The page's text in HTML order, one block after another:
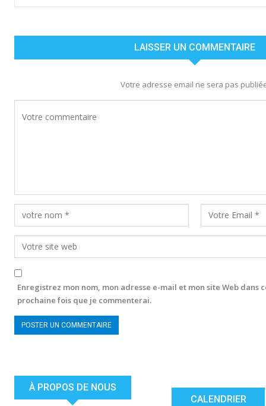
LAISSER UN COMMENTAIRE
Votre adresse email ne sera pas
Enregistrez mon nom, mon adresse e-mail et mon site Web dans
prochaine fois que je commenterai.
À PROPOS DE NOUS
CALENDRIER